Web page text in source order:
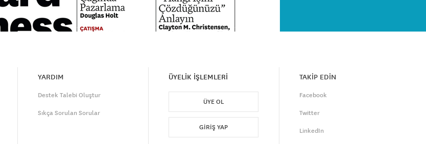
YARDIM
Destek Talebi Oluştur
Sıkça Sorulan Sorular
ÜYELİK İŞLEMLERİ
ÜYE OL
GIRIŞ YAP
TAKİP EDİN
Facebook
Twitter
LinkedIn